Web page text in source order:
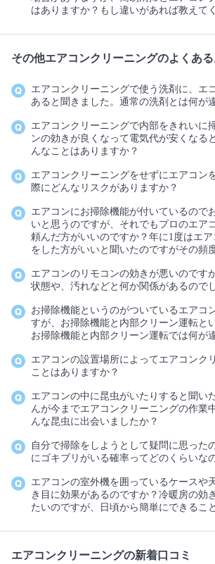
はありますか？もし違いがあれば教えて
その他エアコンクリーニングのよくあ
エアコンクリーニングで使う洗剤に、エ
あると聞きました。通常の洗剤とは何が
エアコンクリーニングで内部をきれいに
ンの効きが良くなって電気代が安くなる
んなことはありますか？
エアコンクリーニングをせずにエアコン
際にどんなリスクがありますか？
エアコンにお掃除機能が付いているので
いと思うのですが、それでもプロのエア
頼んだ方がいいのですか？年に1度はエ
をした方がいいと聞いたのですがその頻
エアコンのリモコンの効きが悪いのです
状態や、汚れなどと何か関係があるので
お掃除機能というのがついているエアコ
すが、お掃除機能と内部クリーン運転と
お掃除機能と内部クリーン運転では何が
エアコンの設置場所によってエアコンク
ことはありますか？
エアコンの中に昆虫がいたりすると聞い
んが今までエアコンクリーニングの作業
んな昆虫に出会いましたか？
自分で掃除をしようとして疑問に思った
にゴキブリがいる確率ってどのくらいな
エアコンの室外機を囲っているケースや
き目に効果があるのですか？冷暖房の効
たいのですが、日頃から簡単にできるこ
エアコンクリーニングの新着口コミ